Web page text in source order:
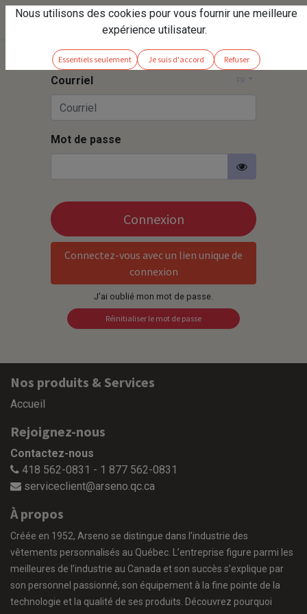
Courriel FR
Mot de passe
Connexion
Connectez-vous avec un lien unique de
connexion
J'ai oublié mon mot de passe.
Réinitialiser le mot de passe
Nos produits & Services
Accueil
Rejoignez-nous
Contactez-nous
418 562-0831 - 1 877 562-0831
serviceclient@arseno.qc.ca
À propos
Créée en 1952, Arseno se distingue dans l’industrie des
vêtements personnalisés au Québec. L’entreprise figure parmi les
meilleures de l’industrie au Canada et son succès s’explique par
son personnel passionné, son équipement à la fine pointe de la
technologie et la qualité de ses produits. Découvrez pourquoi
Nous utilisons des cookies pour vous fournir une meilleure
expérience utilisateur.
Essentiels seulement Je suis d'accord Refuser